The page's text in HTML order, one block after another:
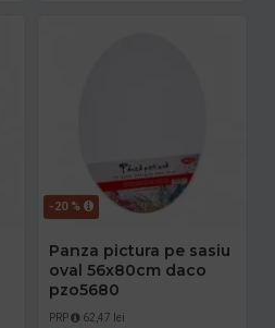
-20 %
Panza pictura pe sasiu
oval 56x80cm daco
pzo5680
PRP 62,47 lei